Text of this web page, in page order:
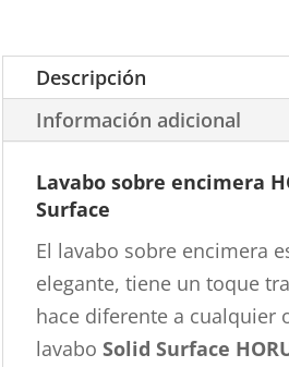
Descripción
Información adicional
Lavabo sobre encimera
Surface
El lavabo sobre encimera
elegante, tiene un toque
hace diferente a cualquier
lavaboSolid Surface